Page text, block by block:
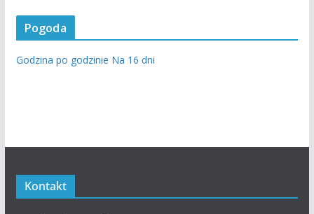
Pogoda
Godzina po godzinie Na 16 dni
Kontakt